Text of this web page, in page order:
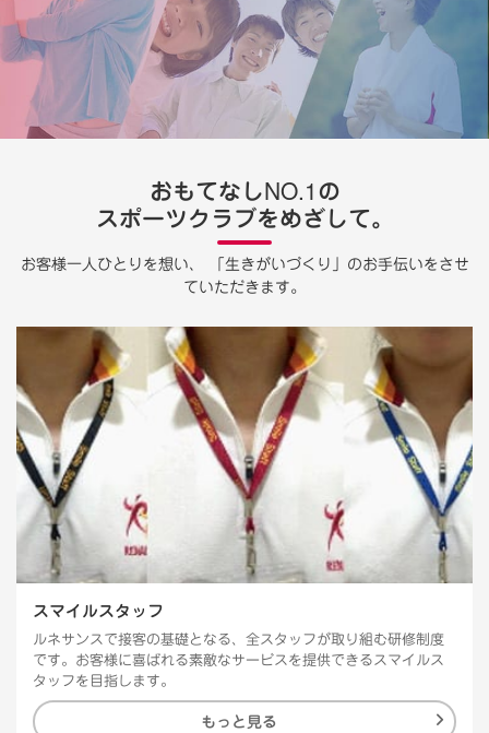
おもてなしNO.1の
スポーツクラブをめざして。
お客様一人ひとりを想い、
「生きがいづくり」のお手伝いをさせ
ていただきます。
スマイルスタッフ
ルネサンスで接客の基礎となる、全スタッフが取り組む研修制度
です。お客様に喜ばれる素敵なサービスを提供できるスマイルス
タッフを目指します。
もっと見る